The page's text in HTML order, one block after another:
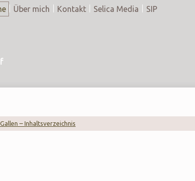
Über mich Kontakt Selica Media SIP
– Inhaltsverzeichnis